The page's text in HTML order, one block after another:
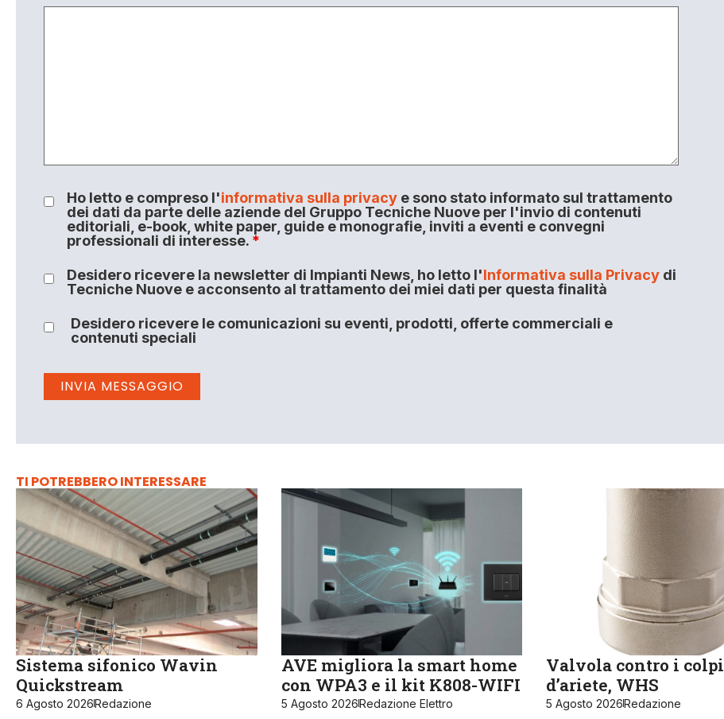
Ho letto e compreso l'informativa sulla privacye sono stato informato sul trattamento
dei dati da parte delle aziende del Gruppo Tecniche Nuove per l'invio di contenuti
editoriali, e-book, white paper, guide e monografie, inviti a eventi e convegni
professionali di interesse. *
Desidero ricevere la newsletter di Impianti News, ho letto l'Informativa sulla Privacydi
Tecniche Nuove e acconsento al trattamento dei miei dati per questa finalità
Desidero ricevere le comunicazioni su eventi, prodotti, offerte commerciali e
contenuti speciali
TI POTREBBERO INTERESSARE
Sistema sifonico Wavin
Quickstream
6 Agosto 2026Redazione
AVE migliora la smart home
con WPA3 e il kit K808-WIFI
5 Agosto 2026Redazione Elettro
Valvola contro i colpi
d’ariete, WHS
5 Agosto 2026Redazione